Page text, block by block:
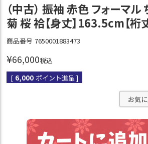
（中古） 振袖 赤色 フォーマル
菊 桜 袷【身丈】163.5cm【裄
商品番号 7650001883473
¥66,000税込
[ 6,000 ポイント進呈 ]
お気